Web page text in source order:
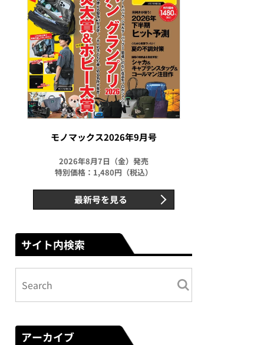
モノマックス2026年9月号
2026年8月7日（金）発売
特別価格：1,480円（税込）
最新号を見る
サイト内検索
アーカイブ